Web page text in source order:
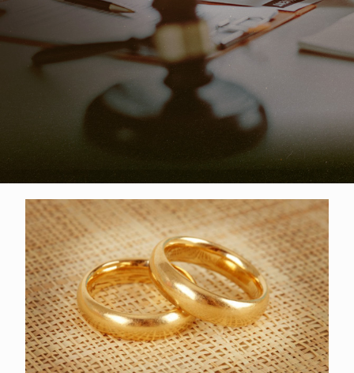
高雄當舖 黃金借款 >
金戒指一兩多少？一錢金戒指呢？影
響金戒指價格3因素報你知！